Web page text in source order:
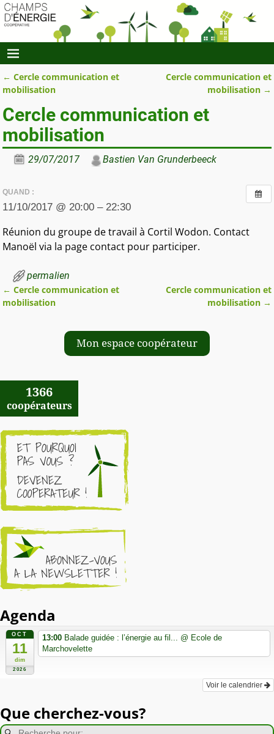
Navigation des articles
← Cercle communication et
mobilisation
Cercle communication et
mobilisation →
Cercle communication et
mobilisation
29/07/2017 Bastien Van Grunderbeeck
QUAND :
11/10/2017 @ 20:00 – 22:30
Réunion du groupe de travail à Cortil Wodon. Contact
Manoël via la page contact pour participer.
permalien
Navigation des articles
← Cercle communication et
mobilisation
Cercle communication et
mobilisation →
Mon espace coopérateur
1366
coopérateurs
Agenda
OCT
11
dim
2026
13:00 Balade guidée : l’énergie au fil... @ Ecole de
Marchovelette
Voir le calendrier
Que cherchez-vous?